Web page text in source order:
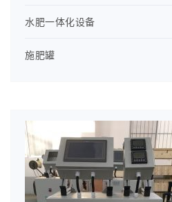
水肥一体化设备
施肥罐